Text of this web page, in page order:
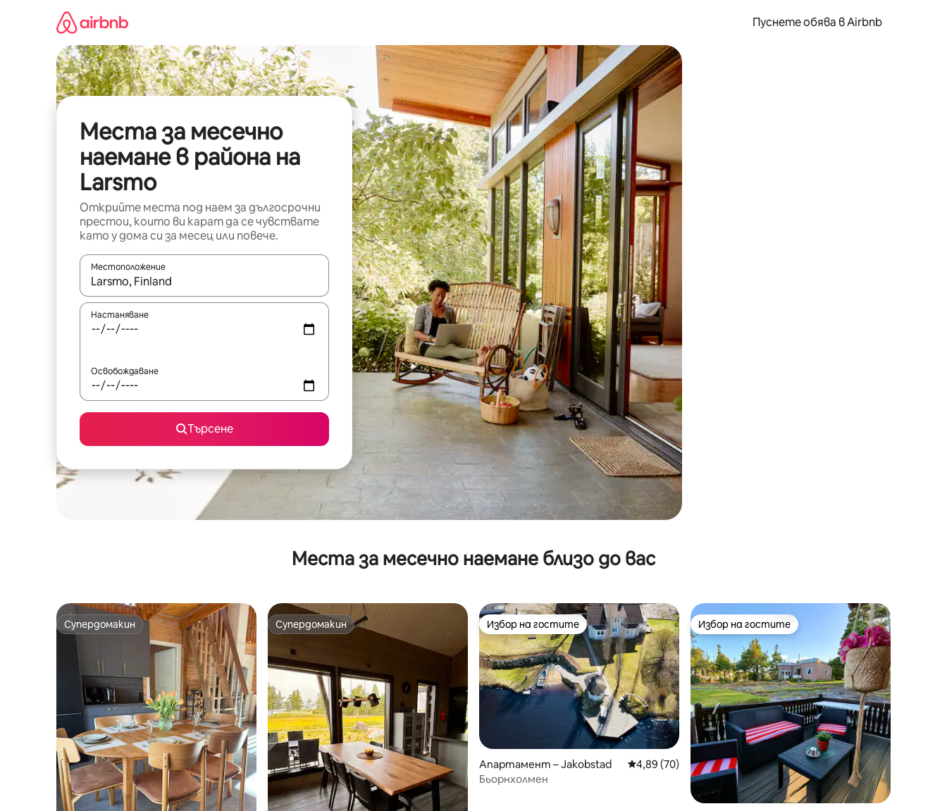
съдържанието
Пуснете обява в Airbnb
Места за месечно
наемане в района на
Larsmo
Открийте места под наем за дългосрочни
престои, които ви карат да се чувствате
като у дома си за месец или повече.
Местоположение
Когато резултатите се покажат, използвайте клавишите със стрелки нагоре и надолу или навигирайте с докосване или плъзгане.
Настаняване
Освобождаване
Търсене
Места за месечно наемане близо до вас
Супердомакин
Супердомакин Супердомакин
Супердомакин Избор на гостите
Избор на гостите
Апартамент – Jakobstad Средна оценка: 4,89 от 5, 70 отзива
4,89 (70)
Бьорнхолмен
Избор на гостите
Избор на гостите